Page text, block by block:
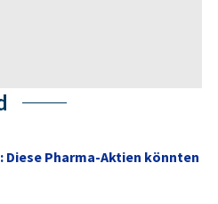
Diese Pharma-Aktien könnten